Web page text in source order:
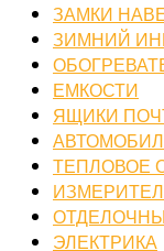
ЗАМКИ
ЗИМНИЙ
ЕМКОСТИ
ЯЩИКИ
ТЕПЛОВОЕ
ЭЛЕКТРИКА